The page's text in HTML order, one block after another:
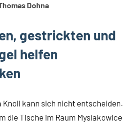
Dohna
gestrickten und
helfen
Knoll kann sich nicht entscheiden.
die Tische im Raum Myslakowice